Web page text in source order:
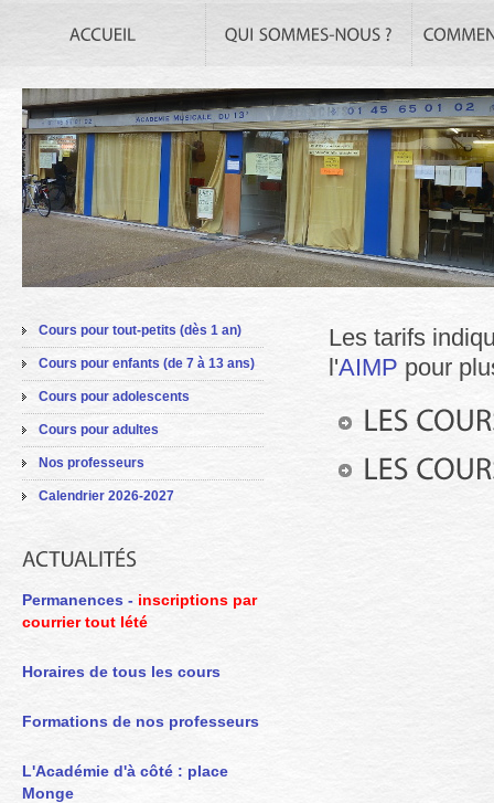
Cours pour tout-petits (dès 1 an)
Cours pour enfants (de 7 à 13 ans)
Cours pour adolescents
Cours pour adultes
Nos professeurs
Calendrier 2026-2027
Permanences - inscriptions par
courrier tout lété
Horaires de tous les cours
Formations de nos professeurs
L'Académie d'à côté : place
Monge
Les tarifs
l'AIMP pour